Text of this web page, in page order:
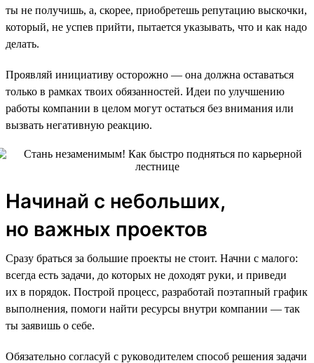
ты не получишь, а, скорее, приобретешь репутацию выскочки,
который, не успев прийти, пытается указывать, что и как надо
делать.
Проявляй инициативу осторожно — она должна оставаться
только в рамках твоих обязанностей. Идеи по улучшению
работы компании в целом могут остаться без внимания или
вызвать негативную реакцию.
Начинай с небольших,
но важных проектов
Сразу браться за большие проекты не стоит. Начни с малого:
всегда есть задачи, до которых не доходят руки, и приведи
их в порядок. Построй процесс, разработай поэтапный график
выполнения, помоги найти ресурсы внутри компании — так
ты заявишь о себе.
Обязательно согласуй с руководителем способ решения задачи